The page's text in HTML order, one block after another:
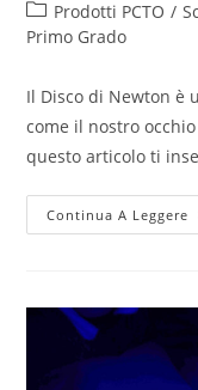
Post
category:
Prodotti PCTO /
Primo Grado
Il Disco di Newton è
come il nostro
questo articolo ti
Continua A Leggere